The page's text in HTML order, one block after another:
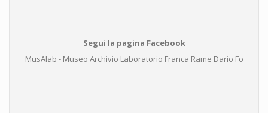
Segui la pagina Facebook
MusAlab - Museo Archivio Laboratorio Franca Rame Dario Fo